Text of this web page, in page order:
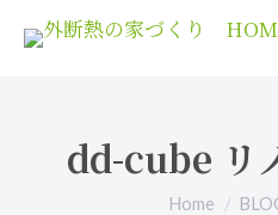
dd-cube リ
You are
Home